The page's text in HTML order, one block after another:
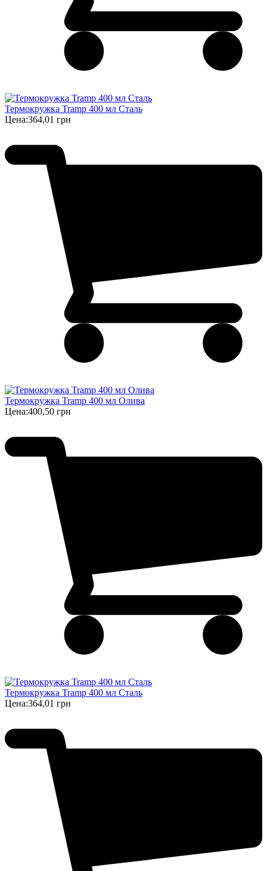
Термокружка Tramp 400 мл Сталь
Цена:364,01 грн
Термокружка Tramp 400 мл Олива
Цена:400,50 грн
Термокружка Tramp 400 мл Сталь
Цена:364,01 грн